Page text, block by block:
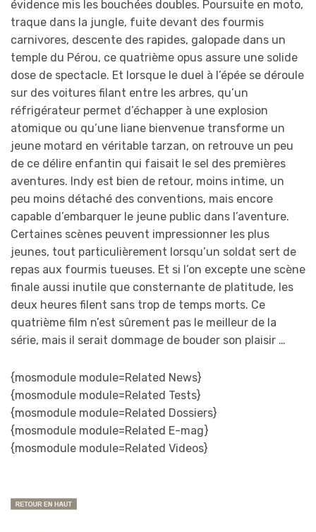
évidence mis les bouchées doubles. Poursuite en moto,
traque dans la jungle, fuite devant des fourmis
carnivores, descente des rapides, galopade dans un
temple du Pérou, ce quatrième opus assure une solide
dose de spectacle. Et lorsque le duel à l’épée se déroule
sur des voitures filant entre les arbres, qu’un
réfrigérateur permet d’échapper à une explosion
atomique ou qu’une liane bienvenue transforme un
jeune motard en véritable tarzan, on retrouve un peu
de ce délire enfantin qui faisait le sel des premières
aventures. Indy est bien de retour, moins intime, un
peu moins détaché des conventions, mais encore
capable d’embarquer le jeune public dans l’aventure.
Certaines scènes peuvent impressionner les plus
jeunes, tout particulièrement lorsqu’un soldat sert de
repas aux fourmis tueuses. Et si l’on excepte une scène
finale aussi inutile que consternante de platitude, les
deux heures filent sans trop de temps morts. Ce
quatrième film n’est sûrement pas le meilleur de la
série, mais il serait dommage de bouder son plaisir …
{mosmodule module=Related News}
{mosmodule module=Related Tests}
{mosmodule module=Related Dossiers}
{mosmodule module=Related E-mag}
{mosmodule module=Related Videos}